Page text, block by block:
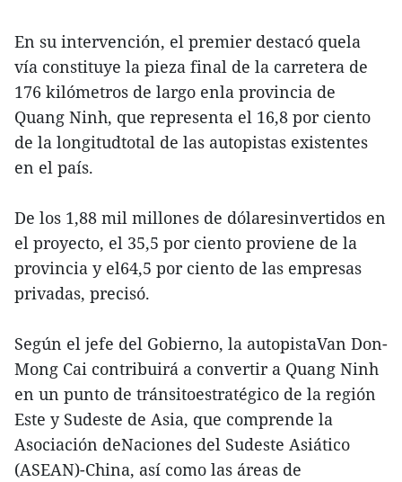
En su intervención, el premier destacó quela
vía constituye la pieza final de la carretera de
176 kilómetros de largo enla provincia de
Quang Ninh, que representa el 16,8 por ciento
de la longitudtotal de las autopistas existentes
en el país.
De los 1,88 mil millones de dólaresinvertidos en
el proyecto, el 35,5 por ciento proviene de la
provincia y el64,5 por ciento de las empresas
privadas, precisó.
Según el jefe del Gobierno, la autopistaVan Don-
Mong Cai contribuirá a convertir a Quang Ninh
en un punto de tránsitoestratégico de la región
Este y Sudeste de Asia, que comprende la
Asociación deNaciones del Sudeste Asiático
(ASEAN)-China, así como las áreas de